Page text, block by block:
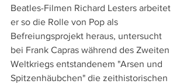
Beatles-Filmen Richard Lesters arbeitet
er so die Rolle von Pop als
Befreiungsprojekt heraus, untersucht
bei Frank Capras während des Zweiten
Weltkriegs entstandenem "Arsen und
Spitzenhäubchen" die zeithistorischen